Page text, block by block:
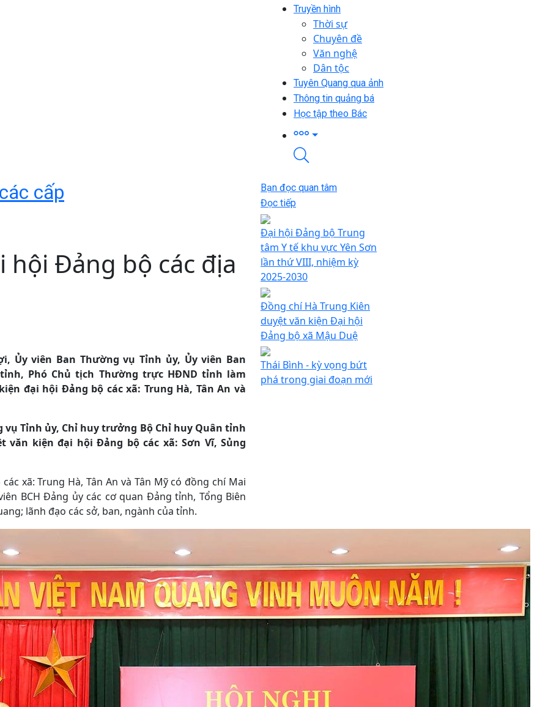
Truyền hình
Thời sự
Chuyên đề
Văn nghệ
Dân tộc
Tuyên Quang qua ảnh
Thông tin quảng bá
Học tập theo Bác
cấp
hội Đảng bộ các địa
Ủy viên Ban Thường vụ Tỉnh ủy, Ủy viên Ban
Phó Chủ tịch Thường trực HĐND tỉnh làm
đại hội Đảng bộ các xã: Trung Hà, Tân An và
vụ Tỉnh ủy, Chỉ huy trưởng Bộ Chỉ huy Quân tỉnh
văn kiện đại hội Đảng bộ các xã: Sơn Vĩ, Sủng
xã: Trung Hà, Tân An và Tân Mỹ có đồng chí Mai
BCH Đảng ủy các cơ quan Đảng tỉnh, Tổng Biên
lãnh đạo các sở, ban, ngành của tỉnh.
Bạn đọc quan tâm
Đọc tiếp
Đại hội Đảng bộ Trung
tâm Y tế khu vực Yên Sơn
lần thứ VIII, nhiệm kỳ
2025-2030
Đồng chí Hà Trung Kiên
duyệt văn kiện Đại hội
Đảng bộ xã Mậu Duệ
Thái Bình - kỳ vọng bứt
phá trong giai đoạn mới